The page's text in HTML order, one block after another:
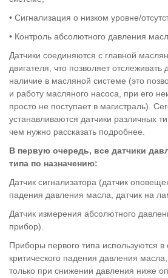
• Сигнализация о низком уровне/
• Контроль абсолютного давления
Датчики соединяются с главной
двигателя, что позволяет
наличие в масляной системе (это
и работу масляного насоса, при его
просто не поступает в магистраль).
устанавливаются датчики различных
чем нужно рассказать подробнее.
В первую очередь, все датчики
типа по назначению:
Датчик сигнализатора (датчик
падения давления масла, датчик на
Датчик измерения абсолютного
прибор).
Приборы первого типа используются в
критического падения давления
только при снижении давления ниже